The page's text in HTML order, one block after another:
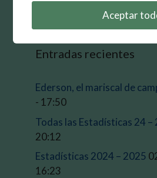
Entradas recientes
Ederson, el mariscal de
- 17:50
Todas las Estadísticas 24 –
20:12
Estadísticas 2024 – 2025
16:23
Aceptar